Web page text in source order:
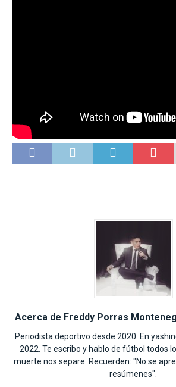
Acerca de Freddy Porras
Periodista deportivo desde 2020. En
2022. Te escribo y hablo de fútbol todos
muerte nos separe. Recuerden: "No se
resúmenes".